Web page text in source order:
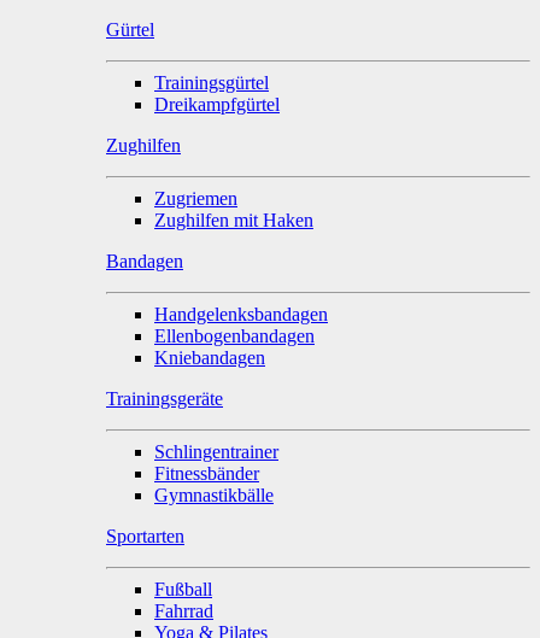
Gürtel
Trainingsgürtel
Dreikampfgürtel
Zughilfen
Zugriemen
Zughilfen mit Haken
Bandagen
Handgelenksbandagen
Ellenbogenbandagen
Kniebandagen
Trainingsgeräte
Schlingentrainer
Fitnessbänder
Gymnastikbälle
Sportarten
Fußball
Fahrrad
Yoga & Pilates